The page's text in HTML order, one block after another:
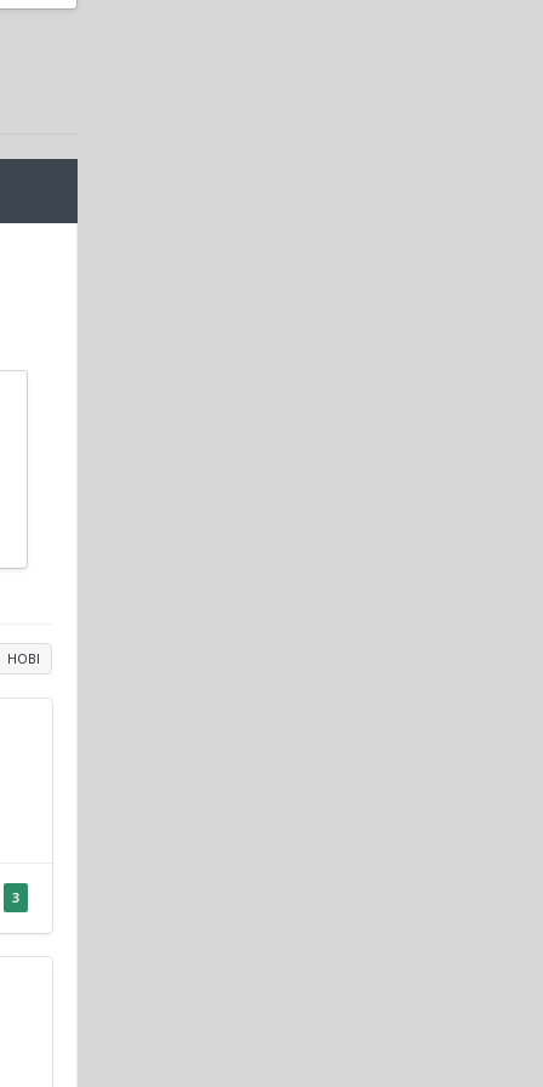
НОВІ
3